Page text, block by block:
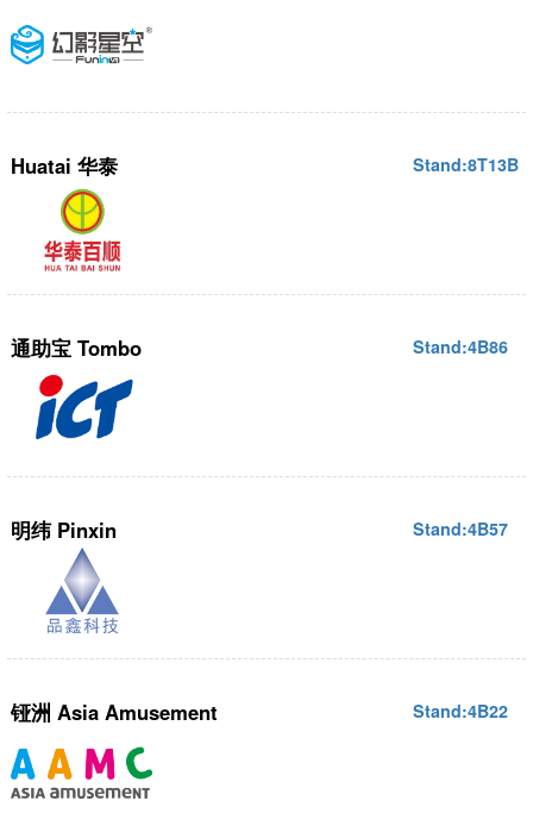
Huatai 华泰 Stand:8T13B
通助宝 Tombo Stand:4B86
明纬 Pinxin Stand:4B57
铔洲 Asia Amusement Stand:4B22